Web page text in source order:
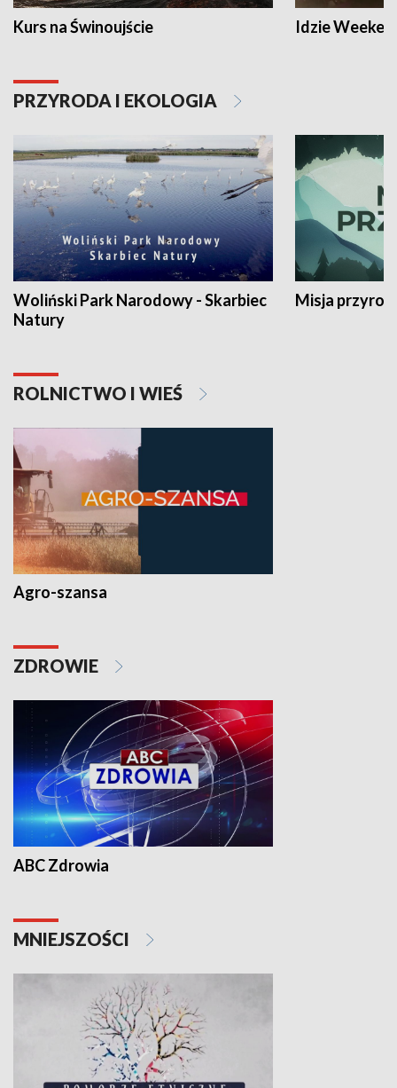
Kurs na Świnoujście Idzie
PRZYRODA I EKOLOGIA
Woliński Park Narodowy - Skarbiec
Natury
Misja
ROLNICTWO I WIEŚ
Agro-szansa
ZDROWIE
ABC Zdrowia
MNIEJSZOŚCI